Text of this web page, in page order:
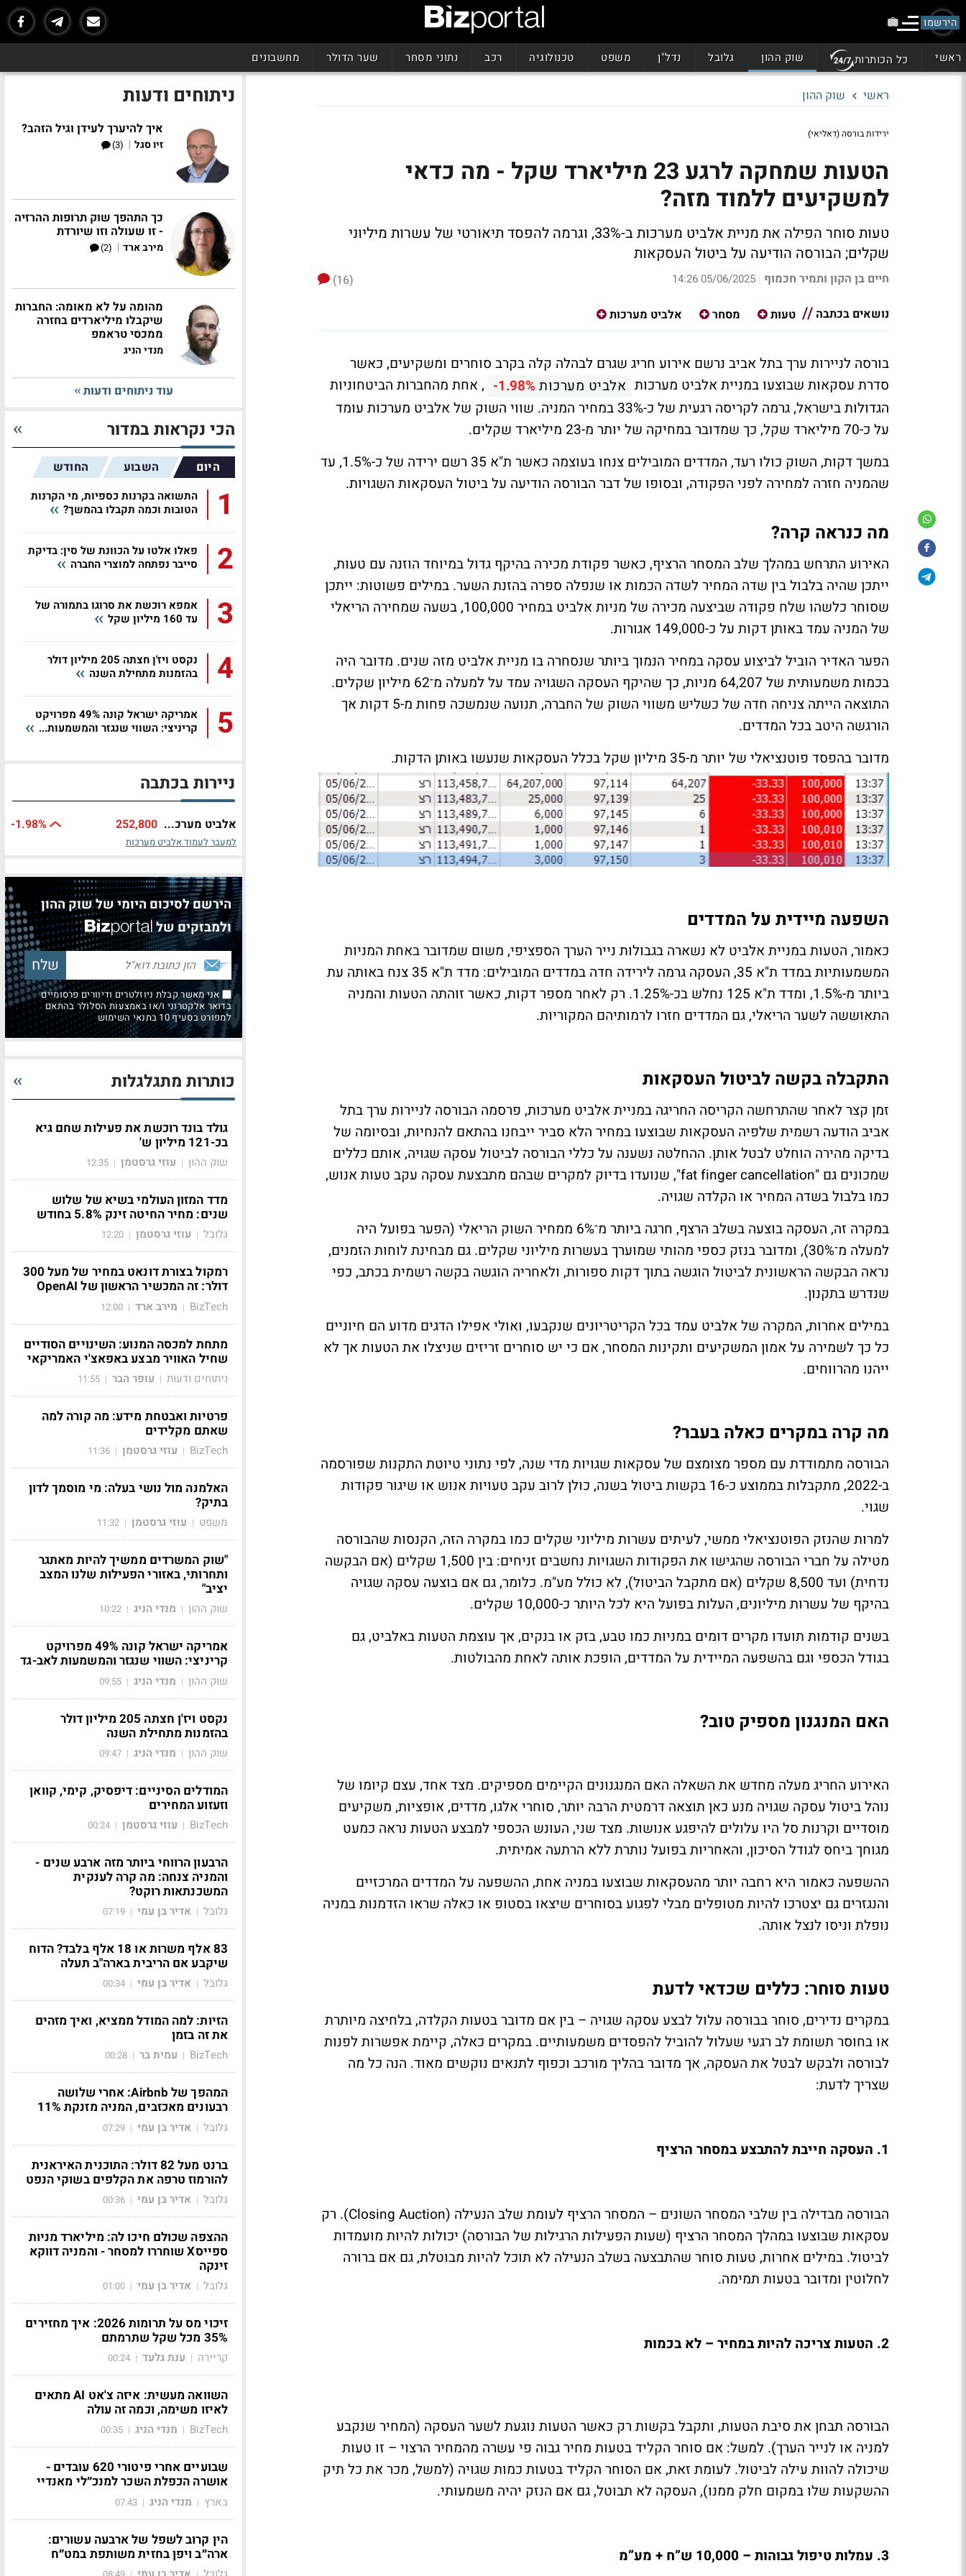
הירשמו
ראשי כל הכותרות שוק ההון גלובל נדל"ן משפט טכנולוגיה רכב נתוני מסחר שער הדולר מחשבונים
ראשי שוק ההון
ירידות בורסה (דאליאי)
הטעות שמחקה לרגע 23 מיליארד שקל - מה כדאי
למשקיעים ללמוד מזה?
טעות סוחר הפילה את מניית אלביט מערכות ב-33%, וגרמה להפסד תיאורטי של עשרות מיליוני
שקלים; הבורסה הודיעה על ביטול העסקאות
חיים בן הקון ותמיר חכמוף |
05/06/2025 14:26
(16)
נושאים בכתבה
טעות מסחר אלביט מערכות
בורסה לניירות ערך בתל אביב נרשם אירוע חריג שגרם לבהלה קלה בקרב סוחרים ומשקיעים, כאשר
סדרת עסקאות שבוצעו במניית אלביט מערכות אלביט מערכות-1.98% , אחת מהחברות הביטחוניות
הגדולות בישראל, גרמה לקריסה רגעית של כ-33% במחיר המניה. שווי השוק של אלביט מערכות עומד
על כ-70 מיליארד שקל, כך שמדובר במחיקה של יותר מ-23 מיליארד שקלים.
במשך דקות, השוק כולו רעד, המדדים המובילים צנחו בעוצמה כאשר ת"א 35 רשם ירידה של כ-1.5%, עד
שהמניה חזרה למחירה לפני הפקודה, ובסופו של דבר הבורסה הודיעה על ביטול העסקאות השגויות.
מה כנראה קרה?
האירוע התרחש במהלך שלב המסחר הרציף, כאשר פקודת מכירה בהיקף גדול במיוחד הוזנה עם טעות,
ייתכן שהיה בלבול בין שדה המחיר לשדה הכמות או שנפלה ספרה בהזנת השער. במילים פשוטות: ייתכן
שסוחר כלשהו שלח פקודה שביצעה מכירה של מניות אלביט במחיר 100,000, בשעה שמחירה הריאלי
של המניה עמד באותן דקות על כ-149,000 אגורות.
הפער האדיר הוביל לביצוע עסקה במחיר הנמוך ביותר שנסחרה בו מניית אלביט מזה שנים. מדובר היה
בכמות משמעותית של 64,207 מניות, כך שהיקף העסקה השגויה עמד על למעלה מ־62 מיליון שקלים.
התוצאה הייתה צניחה חדה של כשליש משווי השוק של החברה, תנועה שנמשכה פחות מ-5 דקות אך
הורגשה היטב בכל המדדים.
מדובר בהפסד פוטנציאלי של יותר מ-35 מיליון שקל בכלל העסקאות שנעשו באותן הדקות.
השפעה מיידית על המדדים
כאמור, הטעות במניית אלביט לא נשארה בגבולות נייר הערך הספציפי, משום שמדובר באחת המניות
המשמעותיות במדד ת"א 35, העסקה גרמה לירידה חדה במדדים המובילים: מדד ת"א 35 צנח באותה עת
ביותר מ-1.5%, ומדד ת"א 125 נחלש בכ-1.25%. רק לאחר מספר דקות, כאשר זוהתה הטעות והמניה
התאוששה לשער הריאלי, גם המדדים חזרו לרמותיהם המקוריות.
התקבלה בקשה לביטול העסקאות
זמן קצר לאחר שהתרחשה הקריסה החריגה במניית אלביט מערכות, פרסמה הבורסה לניירות ערך בתל
אביב הודעה רשמית שלפיה העסקאות שבוצעו במחיר הלא סביר ייבחנו בהתאם להנחיות, ובסיומה של
בדיקה מהירה הוחלט לבטל אותן. ההחלטה נשענה על כללי הבורסה לביטול עסקה שגויה, אותם כללים
שמכונים גם "fat finger cancellation", שנועדו בדיוק למקרים שבהם מתבצעת עסקה עקב טעות אנוש,
כמו בלבול בשדה המחיר או הקלדה שגויה.
במקרה זה, העסקה בוצעה בשלב הרצף, חרגה ביותר מ־6% ממחיר השוק הריאלי (הפער בפועל היה
למעלה מ־30%), ומדובר בנזק כספי מהותי שמוערך בעשרות מיליוני שקלים. גם מבחינת לוחות הזמנים,
נראה הבקשה הראשונית לביטול הוגשה בתוך דקות ספורות, ולאחריה הוגשה בקשה רשמית בכתב, כפי
שנדרש בתקנון.
במילים אחרות, המקרה של אלביט עמד בכל הקריטריונים שנקבעו, ואולי אפילו הדגים מדוע הם חיוניים
כל כך לשמירה על אמון המשקיעים ותקינות המסחר, אם כי יש סוחרים זריזים שניצלו את הטעות אך לא
ייהנו מהרווחים.
מה קרה במקרים כאלה בעבר?
הבורסה מתמודדת עם מספר מצומצם של עסקאות שגויות מדי שנה, לפי נתוני טיוטת התקנות שפורסמה
ב-2022, מתקבלות בממוצע כ-16 בקשות ביטול בשנה, כולן לרוב עקב טעויות אנוש או שיגור פקודות
שגוי.
למרות שהנזק הפוטנציאלי ממשי, לעיתים עשרות מיליוני שקלים כמו במקרה הזה, הקנסות שהבורסה
מטילה על חברי הבורסה שהגישו את הפקודות השגויות נחשבים זניחים: בין 1,500 שקלים (אם הבקשה
נדחית) ועד 8,500 שקלים (אם מתקבל הביטול), לא כולל מע"מ. כלומר, גם אם בוצעה עסקה שגויה
בהיקף של עשרות מיליונים, העלות בפועל היא לכל היותר כ-10,000 שקלים.
בשנים קודמות תועדו מקרים דומים במניות כמו טבע, בזק או בנקים, אך עוצמת הטעות באלביט, גם
בגודל הכספי וגם בהשפעה המיידית על המדדים, הופכת אותה לאחת מהבולטות.
האם המנגנון מספיק טוב?
האירוע החריג מעלה מחדש את השאלה האם המנגנונים הקיימים מספיקים. מצד אחד, עצם קיומו של
נוהל ביטול עסקה שגויה מנע כאן תוצאה דרמטית הרבה יותר, סוחרי אלגו, מדדים, אופציות, משקיעים
מוסדיים וקרנות סל היו עלולים להיפגע אנושות. מצד שני, העונש הכספי למבצע הטעות נראה כמעט
מגוחך ביחס לגודל הסיכון, והאחריות בפועל נותרת ללא הרתעה אמיתית.
ההשפעה כאמור היא רחבה יותר מהעסקאות שבוצעו במניה אחת, ההשפעה על המדדים המרכזיים
והנגזרים גם יצטרכו להיות מטופלים מבלי לפגוע בסוחרים שיצאו בסטופ או כאלה שראו הזדמנות במניה
נופלת וניסו לנצל אותה.
טעות סוחר: כללים שכדאי לדעת
במקרים נדירים, סוחר בבורסה עלול לבצע עסקה שגויה – בין אם מדובר בטעות הקלדה, בלחיצה מיותרת
או בחוסר תשומת לב רגעי שעלול להוביל להפסדים משמעותיים. במקרים כאלה, קיימת אפשרות לפנות
לבורסה ולבקש לבטל את העסקה, אך מדובר בהליך מורכב וכפוף לתנאים נוקשים מאוד. הנה כל מה
שצריך לדעת:
1. העסקה חייבת להתבצע במסחר הרציף
הבורסה מבדילה בין שלבי המסחר השונים – המסחר הרציף לעומת שלב הנעילה (Closing Auction). רק
עסקאות שבוצעו במהלך המסחר הרציף (שעות הפעילות הרגילות של הבורסה) יכולות להיות מועמדות
לביטול. במילים אחרות, טעות סוחר שהתבצעה בשלב הנעילה לא תוכל להיות מבוטלת, גם אם ברורה
לחלוטין ומדובר בטעות תמימה.
2. הטעות צריכה להיות במחיר – לא בכמות
הבורסה תבחן את סיבת הטעות, ותקבל בקשות רק כאשר הטעות נוגעת לשער העסקה (המחיר שנקבע
למניה או לנייר הערך). למשל: אם סוחר הקליד בטעות מחיר גבוה פי עשרה מהמחיר הרצוי – זו טעות
שיכולה להוות עילה לביטול. לעומת זאת, אם הסוחר הקליד בטעות כמות שגויה (למשל, מכר את כל תיק
ההשקעות שלו במקום חלק ממנו), העסקה לא תבוטל, גם אם הנזק יהיה משמעותי.
3. עמלות טיפול גבוהות – 10,000 ש”ח + מע”מ
ניתוחים ודעות
איך להיערך לעידן וגיל הזהב?
זיו סגל |
(3)
כך התהפך שוק תרופות ההרזיה
- זו שעולה וזו שיורדת
מירב ארד |
(2)
מהומה על לא מאומה: החברות
שיקבלו מיליארדים בחזרה
ממכסי טראמפ
מנדי הניג
עוד ניתוחים ודעות
הכי נקראות במדור
היום השבוע החודש
1
התשואה בקרנות כספיות, מי הקרנות
הטובות וכמה תקבלו בהמשך?
2
פאלו אלטו על הכוונת של סין: בדיקת
סייבר נפתחה למוצרי החברה
3
אמפא רוכשת את סרוגו בתמורה של
עד 160 מיליון שקל
4
נקסט ויז'ן חצתה 205 מיליון דולר
בהזמנות מתחילת השנה
5
אמריקה ישראל קונה 49% מפרויקט
קריניצי: השווי שנגזר והמשמעות...
ניירות בכתבה
אלביט מערכ... 252,800
-1.98%
למעבר לעמוד אלביט מערכות
הירשם לסיכום היומי של שוק ההון
ולמבזקים של
אני מאשר קבלת ניוזלטרים ודיוורים פרסומיים
בדואר אלקטרוני ו/או באמצעות הסלולר בהתאם
למפורט בסעיף 10 בתנאי השימוש
כותרות מתגלגלות
גולד בונד רוכשת את פעילות שחם גיא
בכ-121 מיליון ש'
שוק ההון | עוזי גרסטמן |
12:35
מדד המזון העולמי בשיא של שלוש
שנים: מחיר החיטה זינק 5.8% בחודש
גלובל | עוזי גרסטמן |
12:20
רמקול בצורת דונאט במחיר של מעל 300
דולר: זה המכשיר הראשון של OpenAI
BizTech
| מירב ארד |
12:00
מתחת למכסה המנוע: השינויים הסודיים
שחיל האוויר מבצע באפאצ'י האמריקאי
ניתוחים ודעות | עופר הבר |
11:55
פרטיות ואבטחת מידע: מה קורה למה
שאתם מקלידים
BizTech
| עוזי גרסטמן |
11:36
האלמנה מול נושי בעלה: מי מוסמך לדון
בתיק?
משפט | עוזי גרסטמן |
11:32
"שוק המשרדים ממשיך להיות מאתגר
ותחרותי, באזורי הפעילות שלנו המצב
יציב"
שוק ההון | מנדי הניג |
10:22
אמריקה ישראל קונה 49% מפרויקט
קריניצי: השווי שנגזר והמשמעות לאב-גד
שוק ההון | מנדי הניג |
09:55
נקסט ויז'ן חצתה 205 מיליון דולר
בהזמנות מתחילת השנה
שוק ההון | מנדי הניג |
09:47
המודלים הסיניים: דיפסיק, קימי, קוואן
וזעזוע המחירים
BizTech
| עוזי גרסטמן |
00:24
הרבעון הרווחי ביותר מזה ארבע שנים -
והמניה צנחה: מה קרה לענקית
המשכנתאות רוקט?
גלובל | אדיר בן עמי |
07:19
83 אלף משרות או 18 אלף בלבד? הדוח
שיקבע אם הריבית בארה"ב תעלה
גלובל | אדיר בן עמי |
00:34
הזיות: למה המודל ממציא, ואיך מזהים
את זה בזמן
BizTech
| עמית בר |
00:28
המהפך של Airbnb: אחרי שלושה
רבעונים מאכזבים, המניה מזנקת 11%
גלובל | אדיר בן עמי |
07:29
ברנט מעל 82 דולר: התוכנית האיראנית
להורמוז טרפה את הקלפים בשוקי הנפט
גלובל | אדיר בן עמי |
00:36
ההצפה שכולם חיכו לה: מיליארד מניות
ספייסX שוחררו למסחר - והמניה דווקא
זינקה
גלובל | אדיר בן עמי |
01:00
זיכוי מס על תרומות 2026: איך מחזירים
35% מכל שקל שתרמתם
קריירה | ענת גלעד |
00:24
השוואה מעשית: איזה צ'אט AI מתאים
לאיזו משימה, וכמה זה עולה
BizTech
| מנדי הניג |
00:35
שבועיים אחרי פיטורי 620 עובדים -
אושרה הכפלת השכר למנכ״לי מאנדיי
בארץ | מנדי הניג |
07:43
הין קרוב לשפל של ארבעה עשורים:
ארה״ב ויפן בחזית משותפת במט״ח